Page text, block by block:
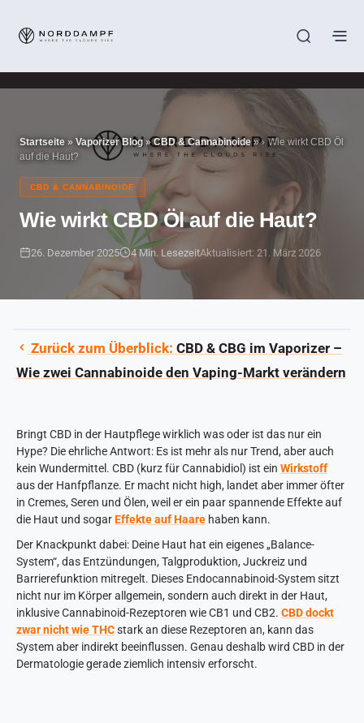
Startseite » Vaporizer Blog »CBD & Cannabinoide » Wie wirkt CBD Öl
auf die Haut?
CBD & CANNABINOIDE
Wie wirkt CBD Öl auf die Haut?
26. Dezember 2025 4 Min. LesezeitAktualisiert: 21. März 2026
Zurück zum Überblick: CBD & CBG im Vaporizer –
Wie zwei Cannabinoide den Vaping-Markt verändern
Bringt CBD in der Hautpflege wirklich was oder ist das nur ein
Hype? Die ehrliche Antwort: Es ist mehr als nur Trend, aber auch
kein Wundermittel. CBD (kurz für Cannabidiol) ist ein Wirkstoff
aus der Hanfpflanze. Er macht nicht high, landet aber immer öfter
in Cremes, Seren und Ölen, weil er ein paar spannende Effekte auf
die Haut und sogarEffekte auf Haare haben kann.
Der Knackpunkt dabei: Deine Haut hat ein eigenes „Balance-
System“, das Entzündungen, Talgproduktion, Juckreiz und
Barrierefunktion mitregelt. Dieses Endocannabinoid-System sitzt
nicht nur im Körper allgemein, sondern auch direkt in der Haut,
inklusive Cannabinoid-Rezeptoren wie CB1 und CB2. CBD dockt
zwar nicht wie THCstark an diese Rezeptoren an, kann das
System aber indirekt beeinflussen. Genau deshalb wird CBD in der
Dermatologie gerade ziemlich intensiv erforscht.